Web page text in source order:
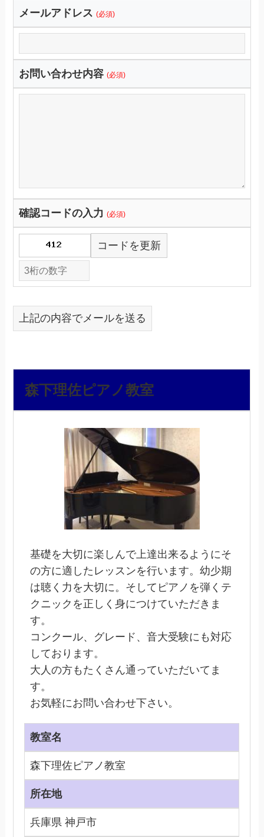
メールアドレス (必須)
お問い合わせ内容 (必須)
確認コードの入力(必須)
コードを更新
上記の内容でメールを送る
森下理佐ピアノ教室
基礎を大切に楽しんで上達出来るようにそ
の方に適したレッスンを行います。幼少期
は聴く力を大切に。そしてピアノを弾くテ
クニックを正しく身につけていただきま
す。
コンクール、グレード、音大受験にも対応
しております。
大人の方もたくさん通っていただいてま
す。
お気軽にお問い合わせ下さい。
教室名
森下理佐ピアノ教室
所在地
兵庫県 神戸市